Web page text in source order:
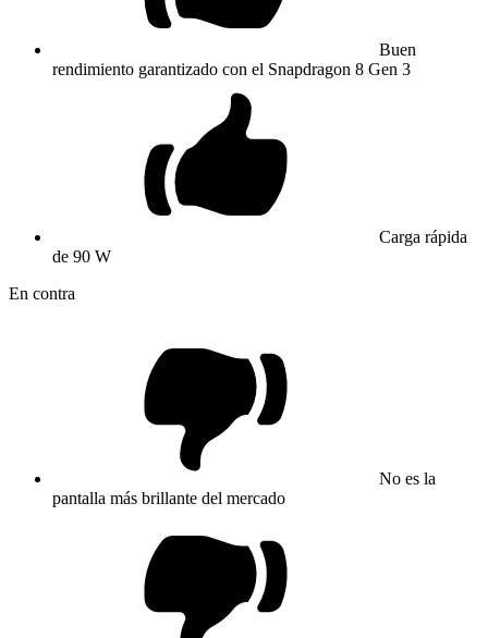
Buen
rendimiento garantizado con el Snapdragon 8 Gen 3
Carga rápida
de 90 W
En contra
No es la
pantalla más brillante del mercado